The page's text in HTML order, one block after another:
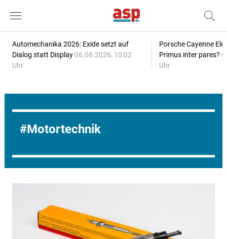
Automechanika 2026: Exide setzt auf
Dialog statt Display 06.08.2026, 10:02
Uhr
Porsche Cayenne
Primus inter pares?
Uhr
Motortechnik